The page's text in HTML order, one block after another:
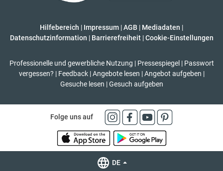
Hilfebereich | Impressum |AGB | Mediadaten |
Datenschutzinformation | Barrierefreiheit | Cookie-Einstellungen
Professionelle und gewerbliche Nutzung | Pressespiegel | Passwort
vergessen? | Feedback | Angebote lesen | Angebot aufgeben |
Gesuche lesen | Gesuch aufgeben
Folge uns auf
DE